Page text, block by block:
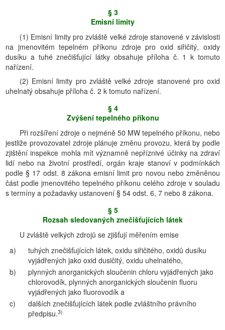
§ 3
Emisní limity
(1) Emisní limity pro zvláště velké zdroje stanovené v závislosti
na jmenovitém tepelném příkonu zdroje pro oxid siřičitý, oxidy
dusíku a tuhé znečišťující látky obsahuje příloha č. 1 k tomuto
nařízení.
(2) Emisní limity pro zvláště velké zdroje stanovené pro oxid
uhelnatý obsahuje příloha č. 2 k tomuto nařízení.
§ 4
Zvýšení tepelného příkonu
Při rozšíření zdroje o nejméně 50 MW tepelného příkonu, nebo
jestliže provozovatel zdroje plánuje změnu provozu, která by podle
zjištění inspekce mohla mít významně nepříznivé účinky na zdraví
lidí nebo na životní prostředí, orgán kraje stanoví v podmínkách
podle § 17 odst. 8 zákona emisní limit pro novou nebo změněnou
část podle jmenovitého tepelného příkonu celého zdroje v souladu
s termíny a požadavky ustanovení § 54 odst. 6, 7 nebo 8 zákona.
§ 5
Rozsah sledovaných znečišťujících látek
U zvláště velkých zdrojů se zjišťují měřením emise
a)
tuhých znečišťujících látek, oxidu siřičitého, oxidů dusíku
vyjádřených jako oxid dusičitý, oxidu uhelnatého,
b)
plynných anorganických sloučenin chloru vyjádřených jako
chlorovodík, plynných anorganických sloučenin fluoru
vyjádřených jako fluorovodík a
c)
dalších znečišťujících látek podle zvláštního právního
předpisu.3)